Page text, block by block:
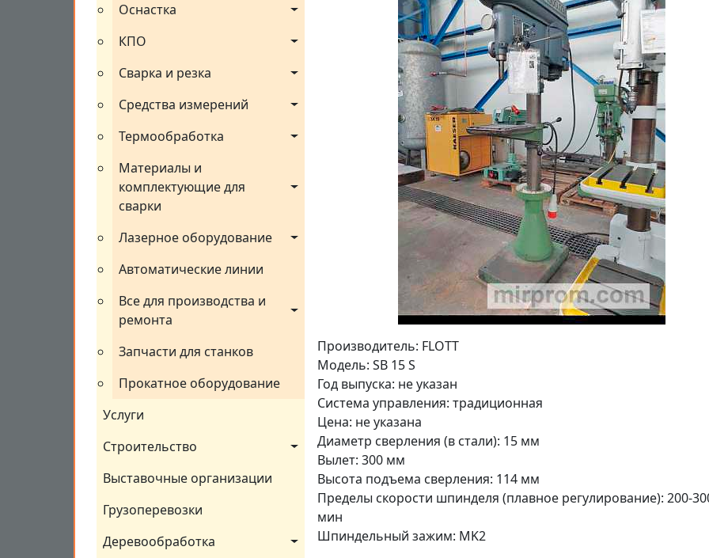
Оснастка
КПО
Сварка и резка
Средства измерений
Термообработка
Материалы и
комплектующие для
сварки
Лазерное оборудование
Автоматические линии
Все для производства и
ремонта
Запчасти для станков
Прокатное оборудование
Услуги
Строительство
Выставочные организации
Грузоперевозки
Деревообработка
Производитель: FLOTT
Модель: SB 15 S
Год выпуска: не указан
Система управления: традиционная
Цена: не указана
Диаметр сверления (в стали): 15 мм
Вылет: 300 мм
Высота подъема сверления: 114 мм
Пределы скорости шпинделя (плавное регулирование): 200-
мин
Шпиндельный зажим: MK2